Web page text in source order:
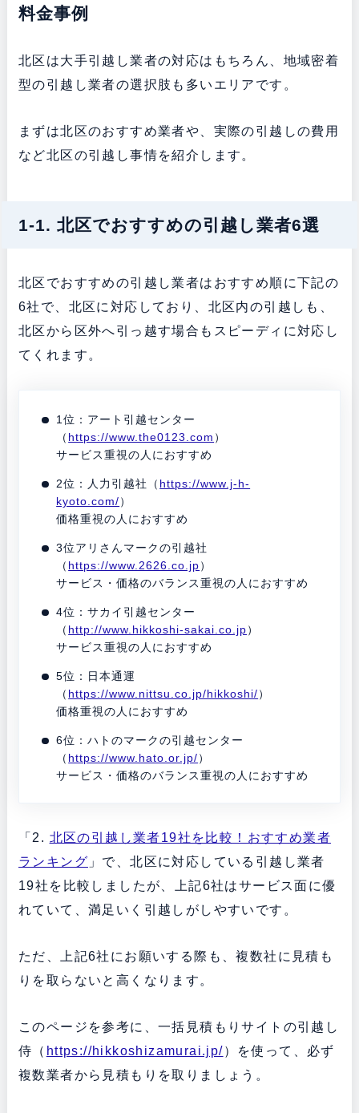
料金事例
北区は大手引越し業者の対応はもちろん、地域密着
型の引越し業者の選択肢も多いエリアです。
まずは北区のおすすめ業者や、実際の引越しの費用
など北区の引越し事情を紹介します。
1-1. 北区でおすすめの引越し業者6選
北区でおすすめの引越し業者はおすすめ順に下記の
6社で、北区に対応しており、北区内の引越しも、
北区から区外へ引っ越す場合もスピーディに対応し
てくれます。
1位：アート引越センター
（ https://www.the0123.com ）
サービス重視の人におすすめ
2位：人力引越社（ https://www.j-h-
kyoto.com/）
価格重視の人におすすめ
3位アリさんマークの引越社
（ https://www.2626.co.jp）
サービス・価格のバランス重視の人におすすめ
4位：サカイ引越センター
（ http://www.hikkoshi-sakai.co.jp）
サービス重視の人におすすめ
5位：日本通運
（ https://www.nittsu.co.jp/hikkoshi/）
価格重視の人におすすめ
6位：ハトのマークの引越センター
（ https://www.hato.or.jp/）
サービス・価格のバランス重視の人におすすめ
「2. 北区の引越し業者19社を比較！おすすめ業者
ランキング 」で、北区に対応している引越し業者
19社を比較しましたが、上記6社はサービス面に優
れていて、満足いく引越しがしやすいです。
ただ、上記6社にお願いする際も、複数社に見積も
りを取らないと高くなります。
このページを参考に、一括見積もりサイトの引越し
侍（ https://hikkoshizamurai.jp/）を使って、必ず
複数業者から見積もりを取りましょう。